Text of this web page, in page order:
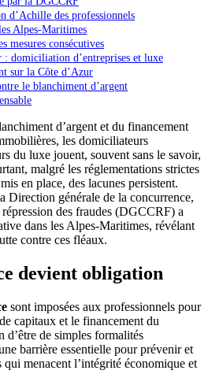
d’Achille des professionnels
Alpes-Maritimes
mesures consécutives
domiciliation d’entreprises et luxe
sur la Côte d’Azur
le blanchiment d’argent
d’argent et du financement
les domiciliateurs
du luxe jouent, souvent sans le savoir,
malgré les réglementations strictes
en place, des lacunes persistent.
Direction générale de la concurrence,
des fraudes (DGCCRF) a
dans les Alpes-Maritimes, révélant
contre ces fléaux.
devient obligation
sont imposées aux professionnels pour
capitaux et le financement du
d’être de simples formalités
barrière essentielle pour prévenir et
menacent l’intégrité économique et